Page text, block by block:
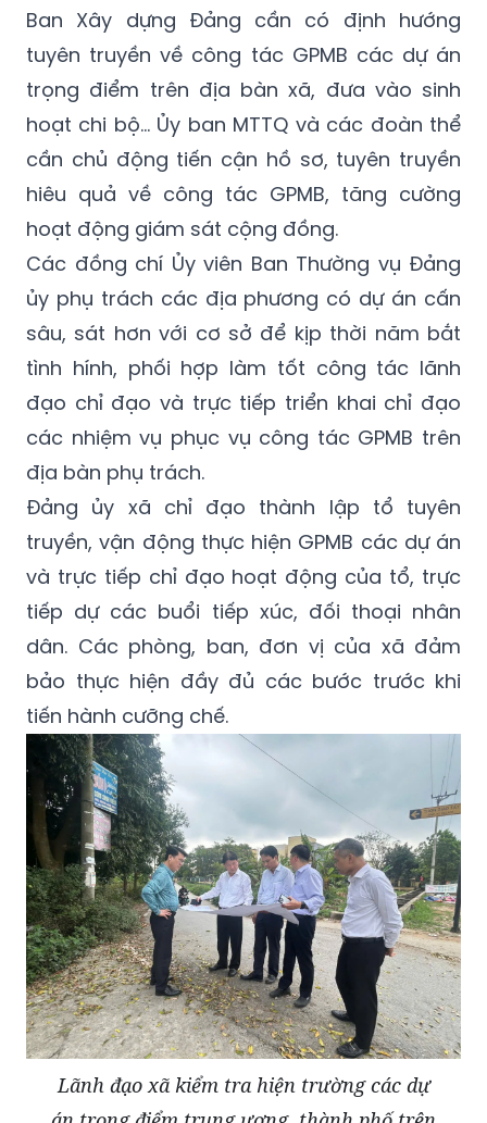
Ban Xây dựng Đảng cần có định hướng
tuyên truyền về công tác GPMB các dự án
trọng điểm trên địa bàn xã, đưa vào sinh
hoạt chi bộ... Ủy ban MTTQ và các đoàn thể
cần chủ động tiến cận hồ sơ, tuyên truyền
hiêu quả về công tác GPMB, tăng cường
hoạt động giám sát cộng đồng.
Các đồng chí Ủy viên Ban Thường vụ Đảng
ủy phụ trách các địa phương có dự án cấn
sâu, sát hơn với cơ sở để kịp thời năm bắt
tình hính, phối hợp làm tốt công tác lãnh
đạo chỉ đạo và trực tiếp triển khai chỉ đạo
các nhiệm vụ phục vụ công tác GPMB trên
địa bàn phụ trách.
Đảng ủy xã chỉ đạo thành lập tổ tuyên
truyền, vận động thực hiện GPMB các dự án
và trực tiếp chỉ đạo hoạt động của tổ, trực
tiếp dự các buổi tiếp xúc, đối thoại nhân
dân. Các phòng, ban, đơn vị của xã đảm
bảo thực hiện đầy đủ các bước trước khi
tiến hành cưỡng chế.
Lãnh đạo xã kiểm tra hiện trường các dự